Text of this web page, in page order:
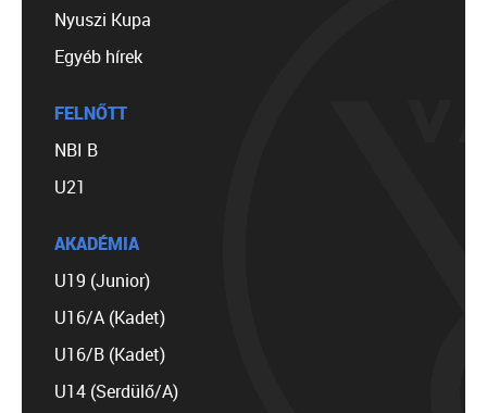
Nyuszi Kupa
Egyéb hírek
FELNŐTT
NBI B
U21
AKADÉMIA
U19 (Junior)
U16/A (Kadet)
U16/B (Kadet)
U14 (Serdülő/A)